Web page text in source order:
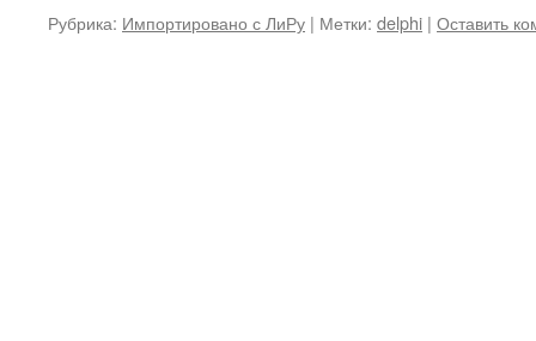
Рубрика: Импортировано с ЛиРу | Метки: delphi | Оставить